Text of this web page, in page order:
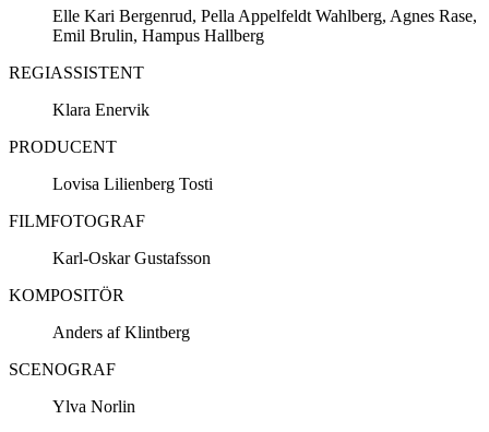
Elle Kari Bergenrud, Pella Appelfeldt Wahlberg, Agnes Rase,
Emil Brulin, Hampus Hallberg
REGIASSISTENT
Klara Enervik
PRODUCENT
Lovisa Lilienberg Tosti
FILMFOTOGRAF
Karl-Oskar Gustafsson
KOMPOSITÖR
Anders af Klintberg
SCENOGRAF
Ylva Norlin